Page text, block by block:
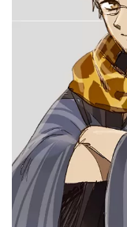
お仕事依頼
X(Twitter)